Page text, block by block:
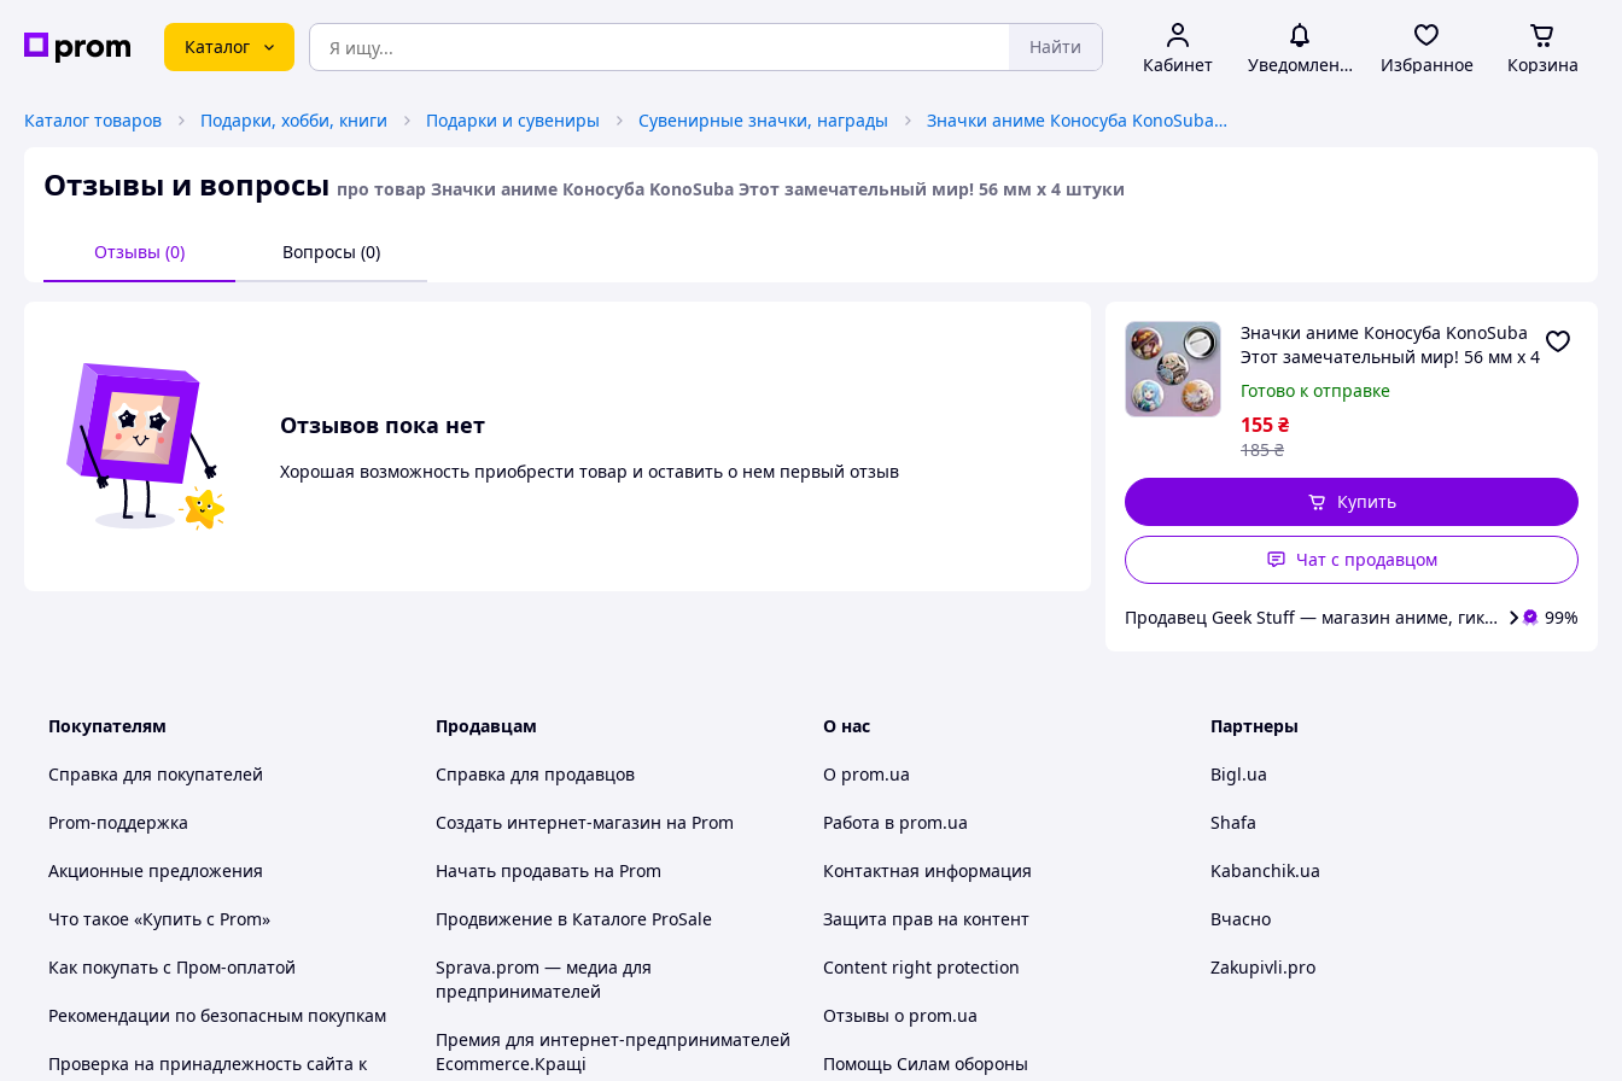
Каталог Найти
Кабинет Уведомления Избранное Корзина
Каталог товаров Подарки, хобби, книги Подарки и сувениры Сувенирные значки, награды Значки аниме Коносуба KonoSuba Этот замечательный мир! 56 мм х 4 штуки
Отзывы и вопросы про товар Значки аниме Коносуба KonoSuba Этот замечательный мир! 56 мм х 4 штуки
Отзывы (0) Вопросы (0)
Отзывов пока нет
Хорошая возможность приобрести товар и оставить о нем первый отзыв
Значки аниме Коносуба KonoSuba
Этот замечательный мир! 56 мм х 4
штуки
Готово к отправке
155₴
185 ₴
Купить
Чат с продавцом
Продавец Geek Stuff — магазин аниме, гиков, Kpop99%
Покупателям
Справка для покупателей
Prom-поддержка
Акционные предложения
Что такое «Купить с Prom»
Как покупать с Пром-оплатой
Рекомендации по безопасным покупкам
Проверка на принадлежность сайта к
Продавцам
Справка для продавцов
Создать интернет-магазин на Prom
Начать продавать на Prom
Продвижение в Каталоге ProSale
Sprava.prom — медиа для
предпринимателей
Премия для интернет-предпринимателей
Ecommerce.Кращі
О нас
О prom.ua
Работа в prom.ua
Контактная информация
Защита прав на контент
Content right protection
Отзывы о prom.ua
Помощь Силам обороны
Партнеры
Bigl.ua
Shafa
Kabanchik.ua
Вчасно
Zakupivli.pro